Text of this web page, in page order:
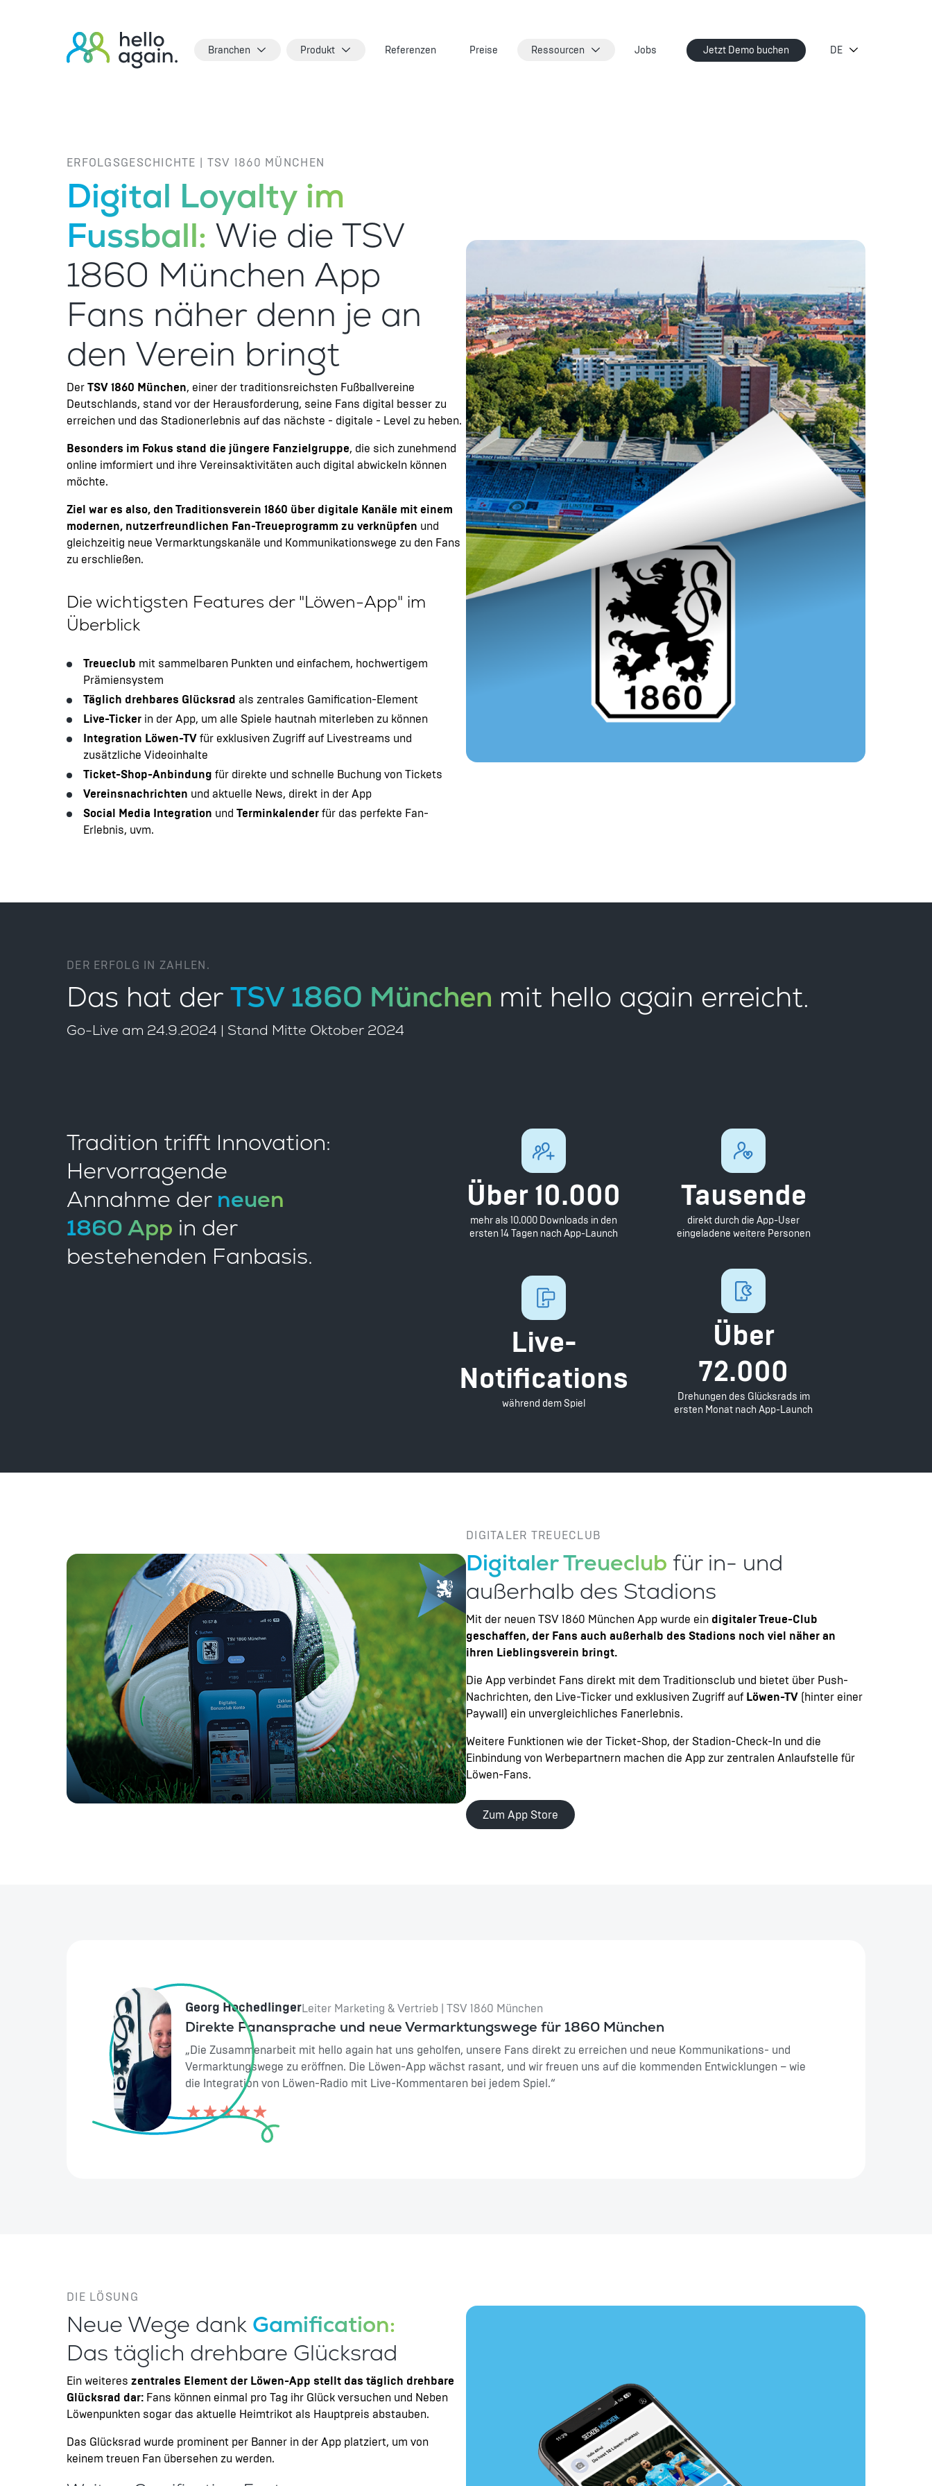
Branchen Produkt Referenzen Preise Ressourcen Jobs Jetzt Demo buchen
ERFOLGSGESCHICHTE | TSV 1860 MÜNCHEN
Digital Loyalty im
Fussball: Wie die TSV
1860 München App
Fans näher denn je an
den Verein bringt
Der TSV 1860 München, einer der traditionsreichsten Fußballvereine
Deutschlands, stand vor der Herausforderung, seine Fans digital besser zu
erreichen und das Stadionerlebnis auf das nächste - digitale - Level zu heben.
Besonders im Fokus stand die jüngere Fanzielgruppe, die sich zunehmend
online imformiert und ihre Vereinsaktivitäten auch digital abwickeln können
möchte.
Ziel war es also, den Traditionsverein 1860 über digitale Kanäle mit einem
modernen, nutzerfreundlichen Fan-Treueprogramm zu verknüpfen und
gleichzeitig neue Vermarktungskanäle und Kommunikationswege zu den Fans
zu erschließen.
Die wichtigsten Features der "Löwen-App" im
Überblick
Treueclub mit sammelbaren Punkten und einfachem, hochwertigem
Prämiensystem
Täglich drehbares Glücksrad als zentrales Gamification-Element
Live-Ticker in der App, um alle Spiele hautnah miterleben zu können
Integration Löwen-TV für exklusiven Zugriff auf Livestreams und
zusätzliche Videoinhalte
Ticket-Shop-Anbindung für direkte und schnelle Buchung von Tickets
Vereinsnachrichten und aktuelle News, direkt in der App
Social Media Integration und Terminkalender für das perfekte Fan-
Erlebnis, uvm.
DER ERFOLG IN ZAHLEN.
Das hat derTSV 1860 München mit hello again erreicht.
Go-Live am 24.9.2024 | Stand Mitte Oktober 2024
Tradition trifft Innovation:
Hervorragende
Annahme der neuen
1860 App in der
bestehenden Fanbasis.
Über 10.000
mehr als 10.000 Downloads in den
ersten 14 Tagen nach App-Launch
Tausende
direkt durch die App-User
eingeladene weitere Personen
Live-
Notifications
während dem Spiel
Über
72.000
Drehungen des Glücksrads im
ersten Monat nach App-Launch
DIGITALER TREUECLUB
Digitaler Treueclub für in- und
außerhalb des Stadions
Mit der neuen TSV 1860 München App wurde ein digitaler Treue-Club
geschaffen, der Fans auch außerhalb des Stadions noch viel näher an
ihren Lieblingsverein bringt.
Die App verbindet Fans direkt mit dem Traditionsclub und bietet über Push-
Nachrichten, den Live-Ticker und exklusiven Zugriff auf Löwen-TV (hinter einer
Paywall) ein unvergleichliches Fanerlebnis.
Weitere Funktionen wie der Ticket-Shop, der Stadion-Check-In und die
Einbindung von Werbepartnern machen die App zur zentralen Anlaufstelle für
Löwen-Fans.
Zum App Store
Georg HochedlingerLeiter Marketing & Vertrieb | TSV 1860 München
Direkte Fanansprache und neue Vermarktungswege für 1860 München
„Die Zusammenarbeit mit hello again hat uns geholfen, unsere Fans direkt zu erreichen und neue Kommunikations- und
Vermarktungswege zu eröffnen. Die Löwen-App wächst rasant, und wir freuen uns auf die kommenden Entwicklungen – wie
die Integration von Löwen-Radio mit Live-Kommentaren bei jedem Spiel.“
DIE LÖSUNG
Neue Wege dank Gamification:
Das täglich drehbare Glücksrad
Ein weiteres zentrales Element der Löwen-App stellt das täglich drehbare
Glücksrad dar: Fans können einmal pro Tag ihr Glück versuchen und Neben
Löwenpunkten sogar das aktuelle Heimtrikot als Hauptpreis abstauben.
Das Glücksrad wurde prominent per Banner in der App platziert, um von
keinem treuen Fan übersehen zu werden.